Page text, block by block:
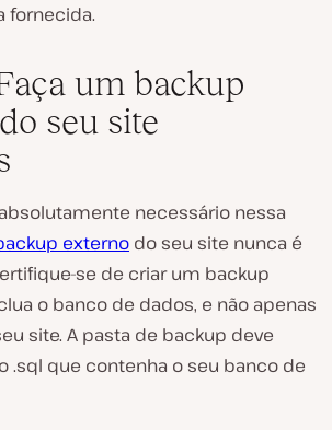
fornecida.
um backup
seu site
necessário nessa
externo do seu site nunca é
se de criar um backup
o banco de dados, e não apenas
site. A pasta de backup deve
.sql que contenha o seu banco de